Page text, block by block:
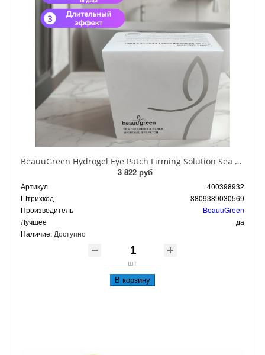
BeauuGreen Hydrogel Eye Patch Firming Solution Sea Cocumber & Black Гидрогелевые патчи для кожи вокруг глаз с экстрактом черного морского огурца 60 шт 90 гр
3 822 руб
Артикул
400398932
Штрихкод
8809389030569
Производитель
BeauuGreen
Лучшее
да
Наличие: Доступно
шт
В корзину